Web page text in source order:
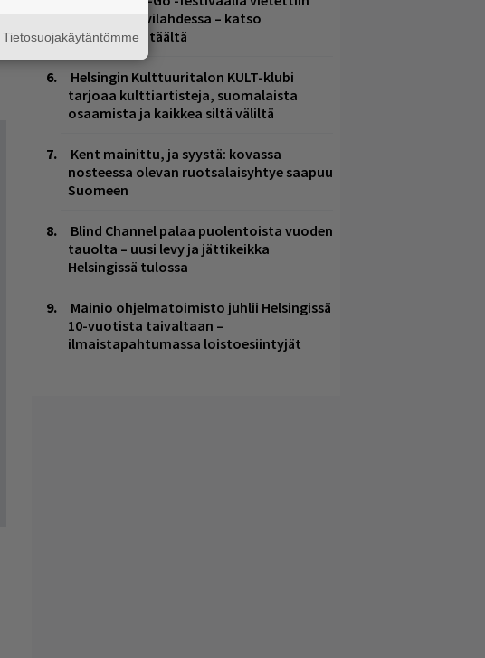
Helsingin Suvilahdessa – katso
kuvagalleria täältä
Helsingin Kulttuuritalon KULT-klubi
tarjoaa kulttiartisteja, suomalaista
osaamista ja kaikkea siltä väliltä
Kent mainittu, ja syystä: kovassa
nosteessa olevan ruotsalaisyhtye saapuu
Suomeen
Blind Channel palaa puolentoista vuoden
tauolta – uusi levy ja jättikeikka
Helsingissä tulossa
Mainio ohjelmatoimisto juhlii Helsingissä
10-vuotista taivaltaan –
ilmaistapahtumassa loistoesiintyjät
Tietosuojakäytäntömme